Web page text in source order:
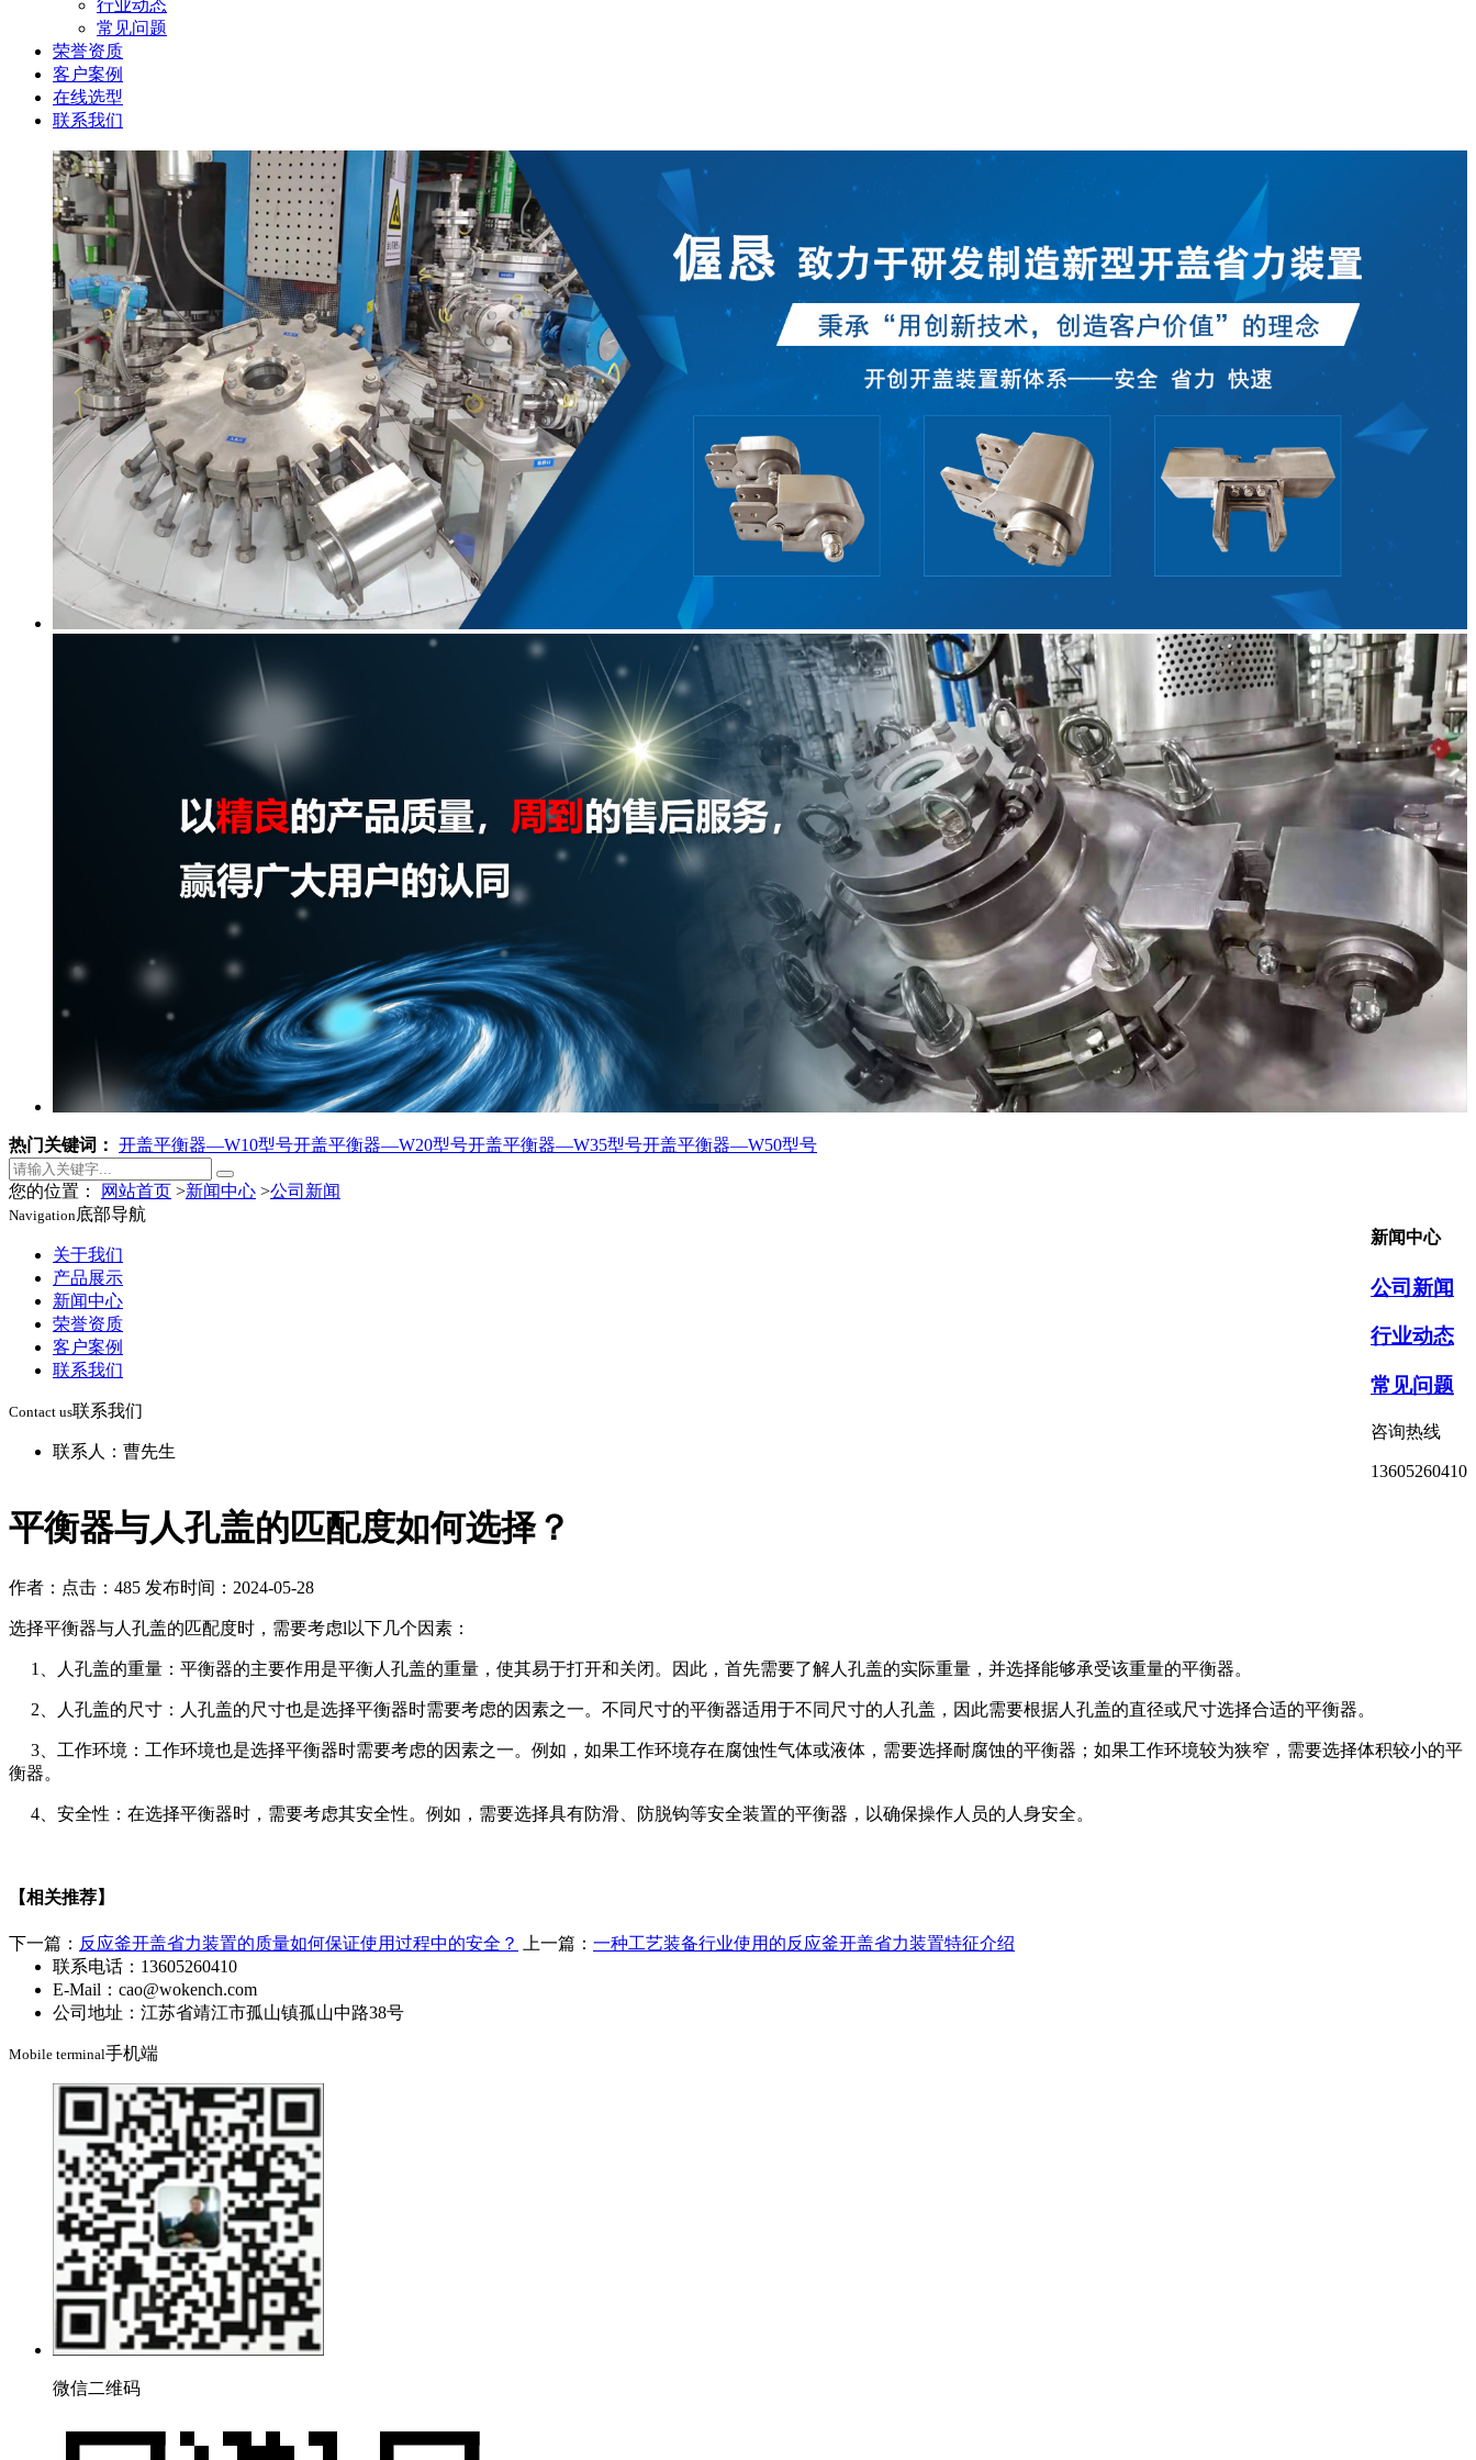
行业动态
常见问题
荣誉资质
客户案例
在线选型
联系我们
热门关键词： 开盖平衡器—W10型号开盖平衡器—W20型号开盖平衡器—W35型号开盖平衡器—W50型号
您的位置： 网站首页 >新闻中心 >公司新闻
新闻中心
公司新闻
行业动态
常见问题
咨询热线
13605260410
​平衡器与人孔盖的匹配度如何选择？
作者： 点击：485 发布时间：2024-05-28
选择平衡器与人孔盖的匹配度时，需要考虑l以下几个因素：
1、人孔盖的重量：平衡器的主要作用是平衡人孔盖的重量，使其易于打开和关闭。因此，首先需要了解人孔盖的实际重量，并选择能够承受该重量的平衡器。
2、人孔盖的尺寸：人孔盖的尺寸也是选择平衡器时需要考虑的因素之一。不同尺寸的平衡器适用于不同尺寸的人孔盖，因此需要根据人孔盖的直径或尺寸选择合适的平衡器。
3、工作环境：工作环境也是选择平衡器时需要考虑的因素之一。例如，如果工作环境存在腐蚀性气体或液体，需要选择耐腐蚀的平衡器；如果工作环境较为狭窄，需要选择体积较小的平
衡器。
4、安全性：在选择平衡器时，需要考虑其安全性。例如，需要选择具有防滑、防脱钩等安全装置的平衡器，以确保操作人员的人身安全。
【相关推荐】
下一篇： ​反应釜开盖省力装置的质量如何保证使用过程中的安全？ 上一篇： ​一种工艺装备行业使用的反应釜开盖省力装置特征介绍
Navigation底部导航
关于我们
产品展示
新闻中心
荣誉资质
客户案例
联系我们
Contact us联系我们
联系人：曹先生
联系电话：13605260410
E-Mail：cao@wokench.com
公司地址：江苏省靖江市孤山镇孤山中路38号
Mobile terminal手机端
微信二维码